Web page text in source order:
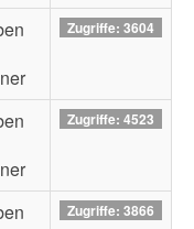
Zugriffe: 3604
Zugriffe: 4523
Zugriffe: 3866